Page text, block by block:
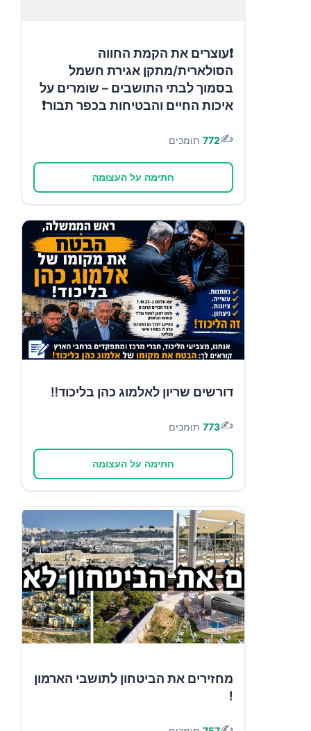
❗עוצרים את הקמת החווה
הסולארית/מתקן אגירת חשמל
בסמוך לבתי התושבים – שומרים על
איכות החיים והבטיחות בכפר תבור❗
✍️
772 תומכים
חתימה על העצומה
דורשים שריון לאלמוג כהן בליכוד‼️
✍️
773 תומכים
חתימה על העצומה
מחזירים את הביטחון לתושבי הארמון
!